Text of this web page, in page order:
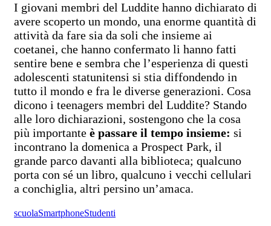
I giovani membri del Luddite hanno dichiarato di
avere scoperto un mondo, una enorme quantità di
attività da fare sia da soli che insieme ai
coetanei, che hanno confermato li hanno fatti
sentire bene e sembra che l’esperienza di questi
adolescenti statunitensi si stia diffondendo in
tutto il mondo e fra le diverse generazioni. Cosa
dicono i teenagers membri del Luddite? Stando
alle loro dichiarazioni, sostengono che la cosa
più importante è passare il tempo insieme: si
incontrano la domenica a Prospect Park, il
grande parco davanti alla biblioteca; qualcuno
porta con sé un libro, qualcuno i vecchi cellulari
a conchiglia, altri persino un’amaca.
scuolaSmartphoneStudenti